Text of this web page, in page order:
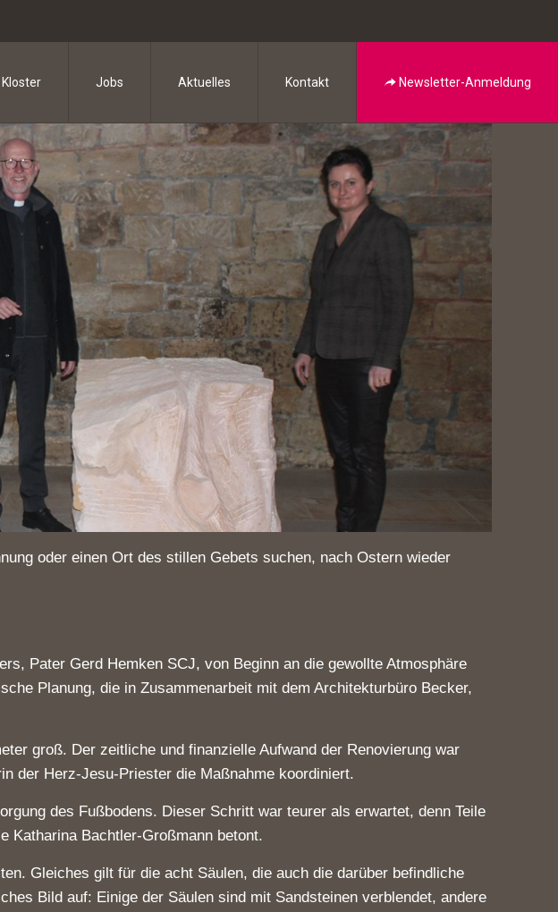
Kloster Jobs Aktuelles Kontakt Newsletter-Anmeldung
oder einen Ort des stillen Gebets suchen, nach Ostern wieder
Pater Gerd Hemken SCJ, von Beginn an die gewollte Atmosphäre
Planung, die in Zusammenarbeit mit dem Architekturbüro Becker,
groß. Der zeitliche und finanzielle Aufwand der Renovierung war
der Herz-Jesu-Priester die Maßnahme koordiniert.
des Fußbodens. Dieser Schritt war teurer als erwartet, denn Teile
Katharina Bachtler-Großmann betont.
Gleiches gilt für die acht Säulen, die auch die darüber befindliche
Bild auf: Einige der Säulen sind mit Sandsteinen verblendet, andere